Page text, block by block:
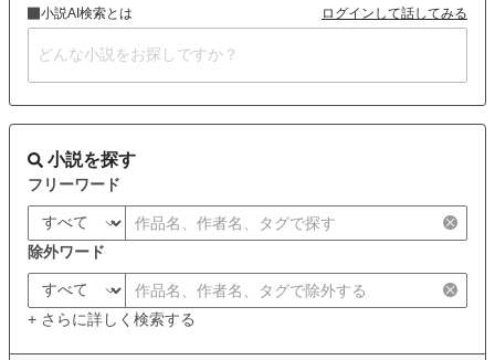
小説AI検索とは ログインして話してみる
小説を探す
フリーワード
除外ワード
+ さらに詳しく検索する